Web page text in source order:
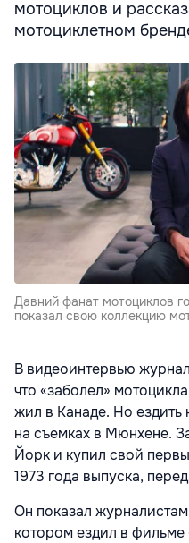
мотоциклов и
мотоциклетном
Давний фанат мотоциклов
показал свою коллекцию
В видеоинтервью
что «заболел»
жил в Канаде. Но ездить
на съемках в Мюнхене.
Йорк и купил свой
1973 года выпуска,
Он показал
котором ездил в фильме